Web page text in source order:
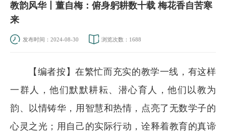
教韵风华丨董自梅：俯身躬耕数十载 梅花香自苦寒
来
发布时间：2024-08-30 浏览次数： 1688
【编者按】在繁忙而充实的教学一线，有这样
一群人，他们默默耕耘、潜心育人，他们以教为
韵、以情铸华，用智慧和热情，点亮了无数学子的
心灵之光；用自己的实际行动，诠释着教育的真谛